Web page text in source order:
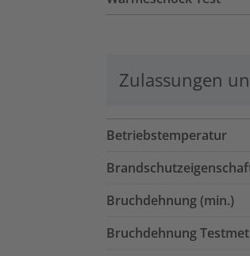
Zulassungen
Betriebstemperatur
Bruchdehnung (min.)
Bruchdehnung